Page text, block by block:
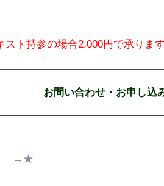
ト持参の場合2.000円で承ります
お問い合わせ・お申し込
→★